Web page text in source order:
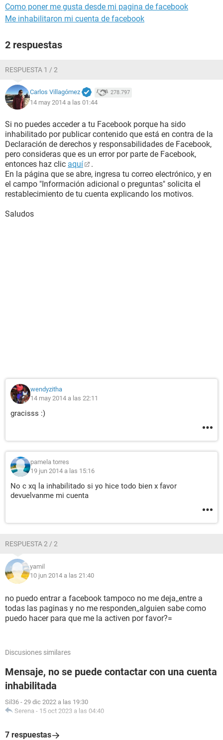
Como poner me gusta desde mi pagina de facebook
Me inhabilitaron mi cuenta de facebook
2 respuestas
RESPUESTA 1 / 2
Carlos Villagómez 278.797
14 may 2014 a las 01:44
Si no puedes acceder a tu Facebook porque ha sido
inhabilitado por publicar contenido que está en contra de la
Declaración de derechos y responsabilidades de Facebook,
pero consideras que es un error por parte de Facebook,
entonces haz clic aquí
.
En la página que se abre, ingresa tu correo electrónico, y en
el campo "Información adicional o preguntas" solicita el
restablecimiento de tu cuenta explicando los motivos.
Saludos
wendyzitha
14 may 2014 a las 22:11
gracisss :)
pamela torres
19 jun 2014 a las 15:16
No c xq la inhabilitado si yo hice todo bien x favor
devuelvanme mi cuenta
RESPUESTA 2 / 2
yamil
10 jun 2014 a las 21:40
no puedo entrar a facebook tampoco no me deja,,entre a
todas las paginas y no me responden,,alguien sabe como
puedo hacer para que me la activen por favor?=
Discusiones similares
Mensaje, no se puede contactar con una cuenta
inhabilitada
Sil36 - 29 dic 2022 a las 19:30
Serena - 15 oct 2023 a las 04:40
7 respuestas